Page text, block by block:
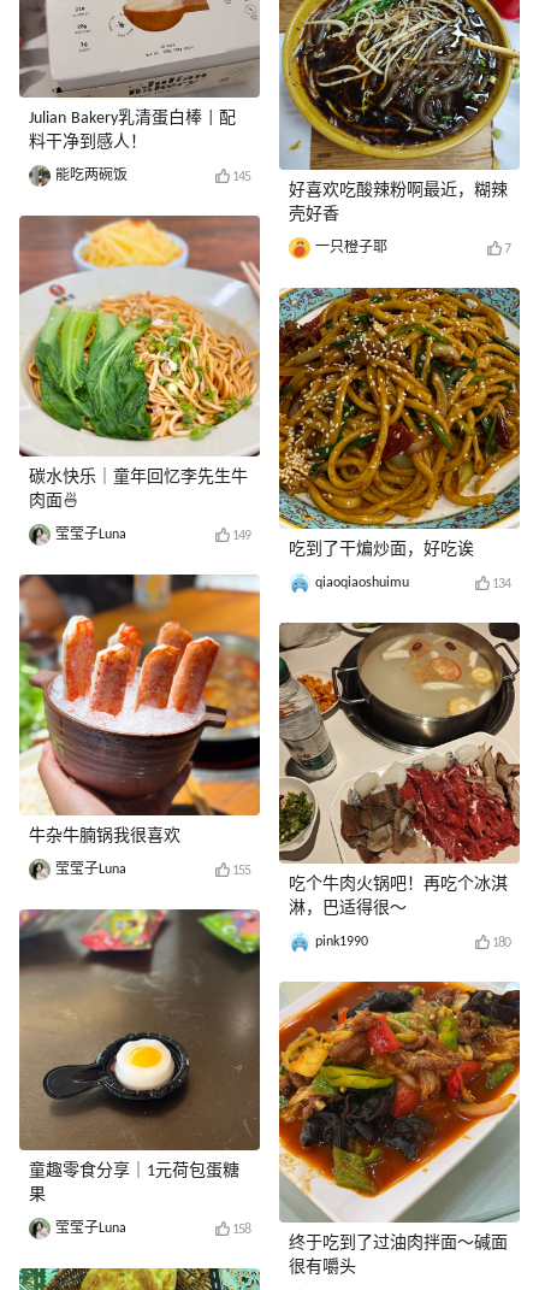
Julian Bakery乳清蛋白棒 | 配
料干净到感人！
能吃两碗饭 145
碳水快乐｜童年回忆李先生牛
肉面🍜
莹莹子Luna 149
牛杂牛腩锅我很喜欢
莹莹子Luna 155
童趣零食分享｜1元荷包蛋糖
果
莹莹子Luna 158
好喜欢吃酸辣粉啊最近，糊辣
壳好香
一只橙子耶 7
吃到了干煸炒面，好吃诶
qiaoqiaoshuimu 134
吃个牛肉火锅吧！再吃个冰淇
淋，巴适得很～
pink1990 180
终于吃到了过油肉拌面～碱面
很有嚼头